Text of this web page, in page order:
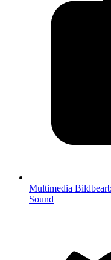
Multimedia
Sound